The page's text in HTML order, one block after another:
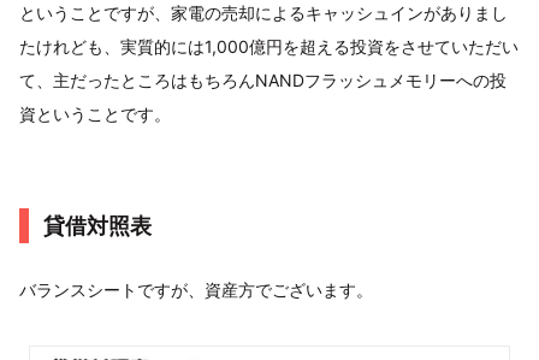
ということですが、家電の売却によるキャッシュインがありまし
たけれども、実質的には1,000億円を超える投資をさせていただい
て、主だったところはもちろんNANDフラッシュメモリーへの投
資ということです。
貸借対照表
バランスシートですが、資産方でございます。